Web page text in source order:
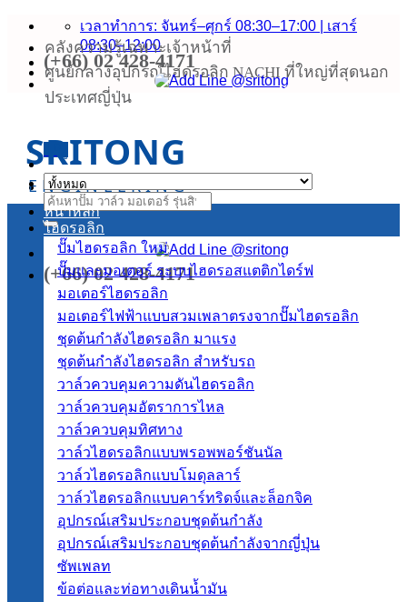
ข้าม
เนื้อหา
เวลาทำการ: จันทร์–ศุกร์ 08:30–17:00 | เสาร์
08:30–12:00
ศูนย์กลางอุปกรณ์ไฮดรอลิก NACHI ที่ใหญ่ที่สุดนอก
ประเทศญี่ปุ่น
คลังความรู้เฉพาะเจ้าหน้าที่
(+66) 02 428-4171
ENGINEERING
SRITONG
ค้นหา:
(+66) 02 428-4171
หน้าหลัก
ไฮดรอลิก
ปั๊มไฮดรอลิก
ปั๊มและมอเตอร์ ระบบไฮดรอสแตติกไดร์ฟ
มอเตอร์ไฮดรอลิก
มอเตอร์ไฟฟ้าแบบสวมเพลาตรงจากปั๊มไฮดรอลิก
ชุดต้นกำลังไฮดรอลิก
ชุดต้นกำลังไฮดรอลิก สำหรับรถ
วาล์วควบคุมความดันไฮดรอลิก
วาล์วควบคุมอัตราการไหล
วาล์วควบคุมทิศทาง
วาล์วไฮดรอลิกแบบพรอพพอร์ชันนัล
วาล์วไฮดรอลิกแบบโมดุลลาร์
วาล์วไฮดรอลิกแบบคาร์ทริดจ์และล็อกจิค
อุปกรณ์เสริมประกอบชุดต้นกำลัง
อุปกรณ์เสริมประกอบชุดต้นกำลังจากญี่ปุ่น
ซัพเพลท
ข้อต่อและท่อทางเดินน้ำมัน